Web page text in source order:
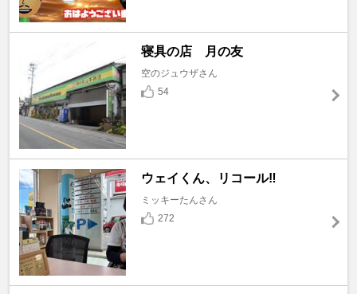
寝具の店 月の友
空のジュウザさん
54
ウェイくん、リコール‼️
ミッキーたんさん
272